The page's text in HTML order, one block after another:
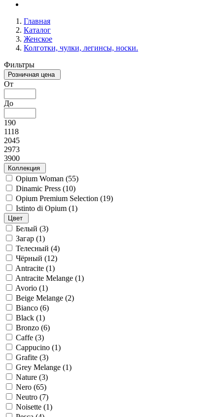
Главная
Каталог
Женское
Колготки, чулки, легинсы, носки.
Фильтры
Розничная цена
От
До
190
1118
2045
2973
3900
Коллекция
Opium Woman (55)
Dinamic Press (10)
Opium Premium Selection (19)
Istinto di Opium (1)
Цвет
Белый (3)
Загар (1)
Телесный (4)
Чёрный (12)
Antracite (1)
Antracite Melange (1)
Avorio (1)
Beige Melange (2)
Bianco (6)
Black (1)
Bronzo (6)
Caffe (3)
Cappucino (1)
Grafite (3)
Grey Melange (1)
Nature (3)
Nero (65)
Neutro (7)
Noisette (1)